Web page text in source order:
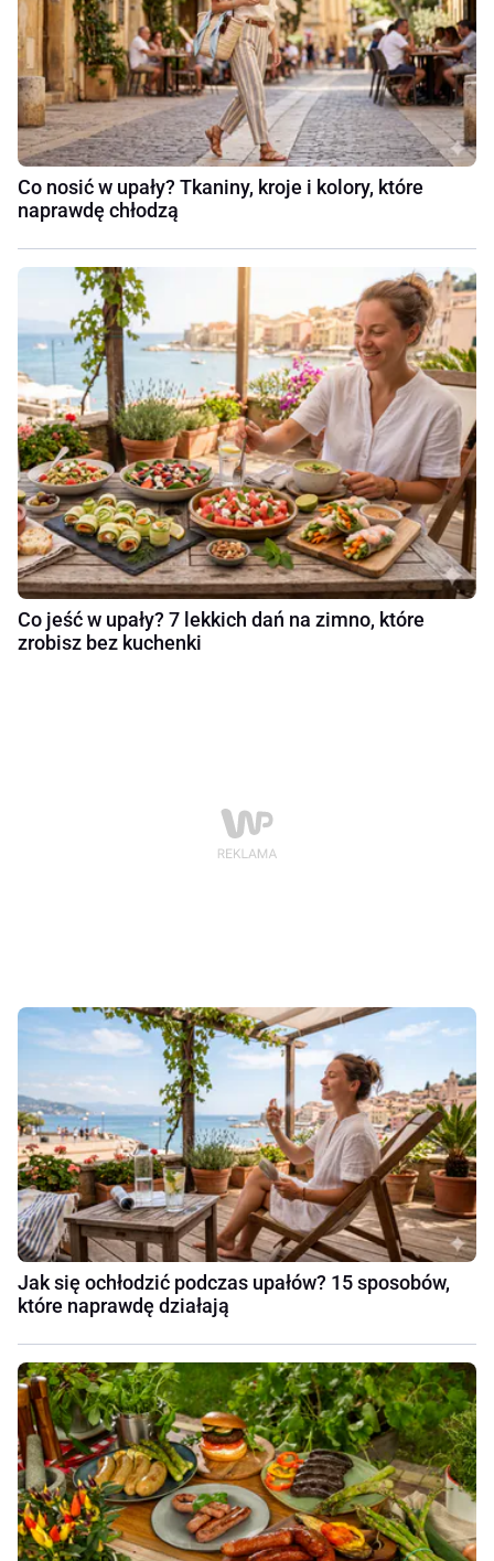
Co nosić w upały? Tkaniny, kroje i kolory, które
naprawdę chłodzą
Co jeść w upały? 7 lekkich dań na zimno, które
zrobisz bez kuchenki
Jak się ochłodzić podczas upałów? 15 sposobów,
które naprawdę działają